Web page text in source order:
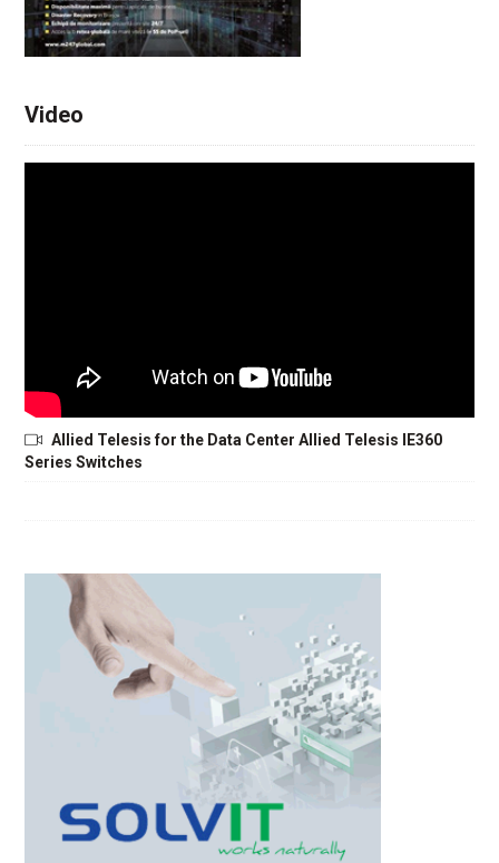
Video
Allied Telesis for the Data Center Allied Telesis IE360
Series Switches